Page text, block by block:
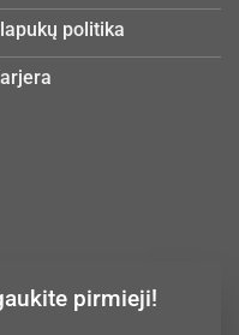
politika
pirmieji!